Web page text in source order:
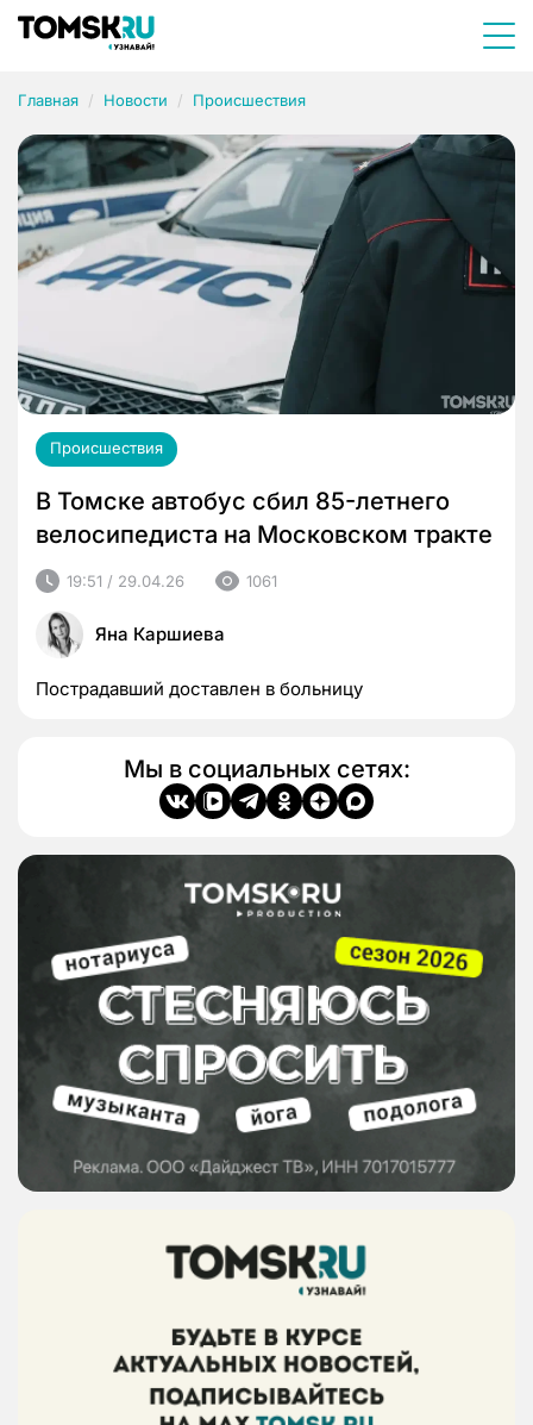
Главная Новости Происшествия
Происшествия
В Томске автобус сбил 85-летнего
велосипедиста на Московском тракте
19:51 / 29.04.26 1061
Яна Каршиева
Пострадавший доставлен в больницу
Мы в социальных сетях: